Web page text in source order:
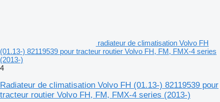
radiateur de climatisation Volvo FH
(01.13-) 82119539 pour tracteur routier Volvo FH, FM, FMX-4 series
(2013-)
4
Radiateur de climatisation Volvo FH (01.13-) 82119539 pour
tracteur routier Volvo FH, FM, FMX-4 series (2013-)